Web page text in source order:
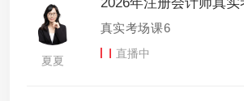
夏夏
真实考场课6
直播中